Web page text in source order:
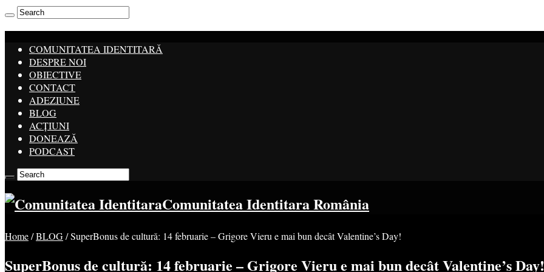
COMUNITATEA IDENTITARĂ
DESPRE NOI
OBIECTIVE
CONTACT
ADEZIUNE
BLOG
ACȚIUNI
DONEAZĂ
PODCAST
Comunitatea Identitara România
Home/BLOG/SuperBonus de cultură: 14 februarie – Grigore Vieru e mai bun decât Valentine’s Day!
SuperBonus de cultură: 14 februarie – Grigore Vieru e mai bun decât Valentine’s Day!